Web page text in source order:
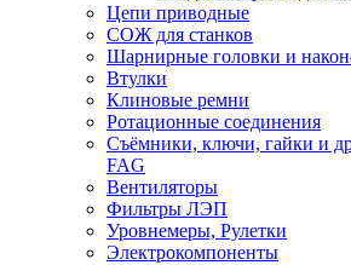
Цепи приводные
СОЖ для станков
Шарнирные головки и
Втулки
Клиновые ремни
Ротационные соединения
Съёмники, ключи, гайки и
FAG
Вентиляторы
Фильтры ЛЭП
Уровнемеры, Рулетки
Электрокомпоненты